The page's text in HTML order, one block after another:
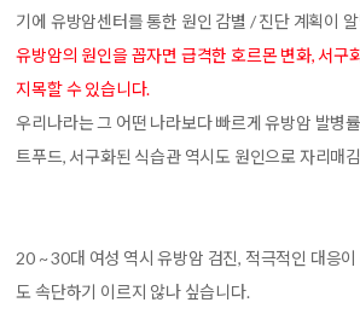
기에 유방암센터를 통한 원인 감별 / 진단 계획이
유방암의 원인을 꼽자면 급격한 호르몬 변화, 서구
지목할 수 있습니다.
우리나라는 그 어떤 나라보다 빠르게 유방암 발병
트푸드, 서구화된 식습관 역시도 원인으로 자리매
20 ~ 30대 여성 역시 유방암 검진, 적극적인 대응
도 속단하기 이르지 않나 싶습니다.